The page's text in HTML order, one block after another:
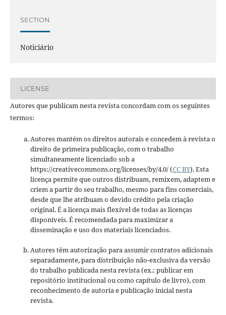
SECTION
Noticiário
LICENSE
Autores que publicam nesta revista concordam com os seguintes
termos:
Autores mantém os direitos autorais e concedem à revista o
direito de primeira publicação, com o trabalho
simultaneamente licenciado sob a
https://creativecommons.org/licenses/by/4.0/ (CC BY). Esta
licença permite que outros distribuam, remixem, adaptem e
criem a partir do seu trabalho, mesmo para fins comerciais,
desde que lhe atribuam o devido crédito pela criação
original. É a licença mais flexível de todas as licenças
disponíveis. É recomendada para maximizar a
disseminação e uso dos materiais licenciados.
Autores têm autorização para assumir contratos adicionais
separadamente, para distribuição não-exclusiva da versão
do trabalho publicada nesta revista (ex.: publicar em
repositório institucional ou como capítulo de livro), com
reconhecimento de autoria e publicação inicial nesta
revista.